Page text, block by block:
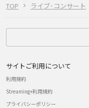
TOP ライブ･コンサート
サイトご利用について
利用規約
Streaming+利用規約
プライバシーポリシー